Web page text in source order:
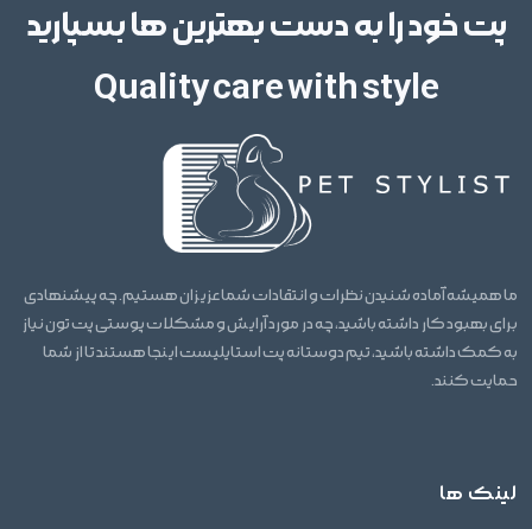
پت خود را به دست بهترین ها بسپارید
Quality care with style
ما همیشه آماده شنیدن نظرات و انتقادات شما عزیزان هستیم. چه پیشنهادی
برای بهبود کار داشته باشید، چه در مورد آرایش و مشکلات پوستی پت تون نیاز
به کمک داشته باشید، تیم دوستانه پت استایلیست اینجا هستند تا از شما
حمایت کنند.
لینک ها